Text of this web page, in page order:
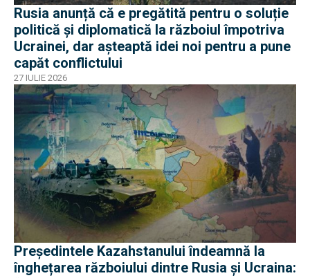
Rusia anunță că e pregătită pentru o soluție
politică și diplomatică la războiul împotriva
Ucrainei, dar așteaptă idei noi pentru a pune
capăt conflictului
27 IULIE 2026
Președintele Kazahstanului îndeamnă la
înghețarea războiului dintre Rusia și Ucraina: